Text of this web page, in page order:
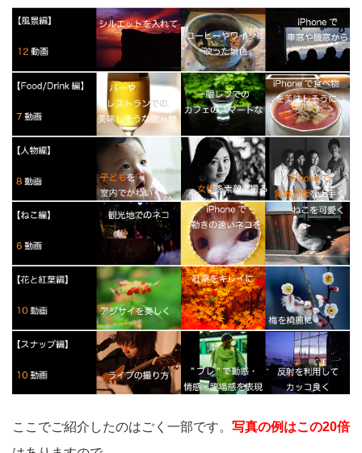
ここでご紹介したのはごく一部です。 写真の例はこの20倍